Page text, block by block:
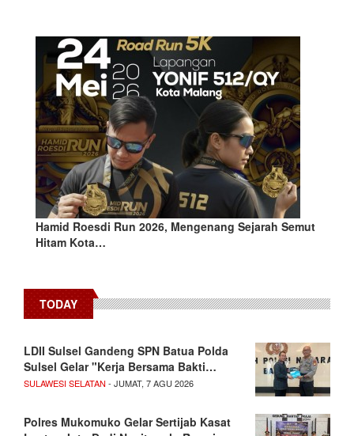
Hamid Roesdi Run 2026, Mengenang Sejarah Semut
Hitam Kota…
TODAY
LDII Sulsel Gandeng SPN Batua Polda
Sulsel Gelar "Kerja Bersama Bakti…
SULAWESI SELATAN - JUMAT, 7 AGU 2026
Polres Mukomuko Gelar Sertijab Kasat